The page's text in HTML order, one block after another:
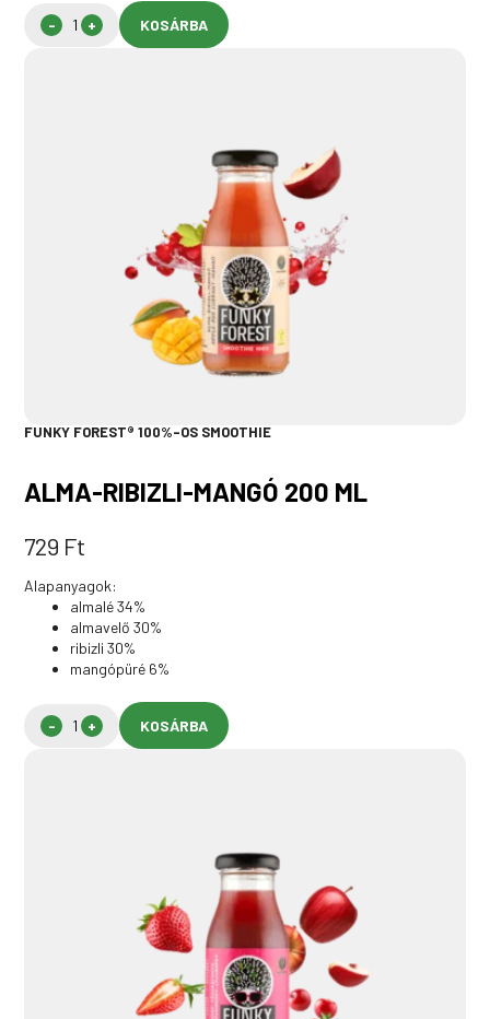
KOSÁRBA
FUNKY FOREST® 100%-OS SMOOTHIE
ALMA-RIBIZLI-MANGÓ 200 ML
729 Ft
Alapanyagok:
almalé 34%
almavelő 30%
ribizli 30%
mangópüré 6%
KOSÁRBA